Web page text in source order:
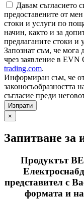
Давам съгласието
предоставените от
стоки и услуги по
начин, както и за
предлаганите стоки и
Запознат съм, че мога
чрез заявление в
trading.com.
Информиран съм, че
законосъобразността
съгласие преди
×
Запитване за
Продуктът
представител с
формата и